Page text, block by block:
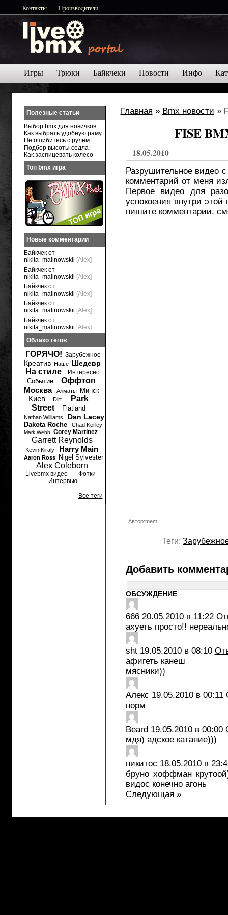
Контакты Производители
Игры Трюки Байкчеки Новости Инфо
Главная » Bmx новости »
FISE
18.05.2010
Разрушительное видео
комментарий от меня
Первое видео для
успокоения внутри
пишите комментарии,
Автор:mem
Теги:
Добавить
ОБСУЖДЕНИЕ
666 20.05.2010 в 11:22
ахуеть просто!!
sht 19.05.2010 в 08:10
афигеть канеш
мясники))
Алекс 19.05.2010 в 00:11
норм
Beard 19.05.2010 в 00:00
мдя) адское катание)))
никитос 18.05.2010 в
бруно хоффман
видос конечно агонь
Следующая »
Полезные статьи
Выбор bmx для новичков
Как выбрать удобную раму
Не ошибитесь с рулём
Подбор высоты седла
Как заспицевать колесо
Топ bmx игра
Новые комментарии
Байкчек от
nikita_malinowskii [Alex]
Байкчек от
nikita_malinowskii [Alex]
Байкчек от
nikita_malinowskii [Alex]
Байкчек от
nikita_malinowskii [Alex]
Байкчек от
nikita_malinowskii [Alex]
Облако тегов
ГОРЯЧО! Зарубежное
Креатив Наше Шедевр
На стиле Интересно
Событие
Оффтоп
Москва
Алматы Минск
Киев Dirt
Park
Street
Flatland
Nathan Williams Dan Lacey
Dakota Roche Chad Kerley
Mark Webb Corey Martinez
Garrett Reynolds
Kevin Kiraly Harry Main
Aaron Ross Nigel Sylvester
Alex Coleborn
Livebmx видео
Фотки
Интервью
Все теги